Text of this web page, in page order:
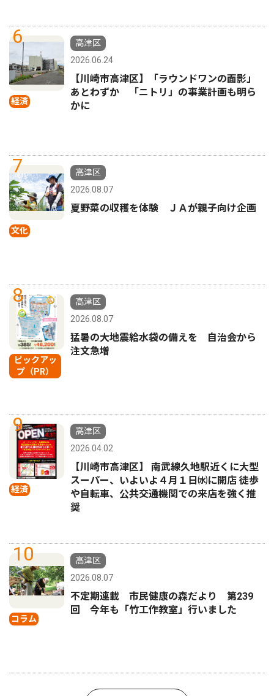
6
経済
高津区
2026.06.24
【川崎市高津区】「ラウンドワンの面影」
あとわずか 「ニトリ」の事業計画も明ら
かに
7
文化
高津区
2026.08.07
夏野菜の収穫を体験 ＪＡが親子向け企画
8
ピックアッ
プ（PR）
高津区
2026.08.07
猛暑の大地震給水袋の備えを 自治会から
注文急増
9
経済
高津区
2026.04.02
【川崎市高津区】 南武線久地駅近くに大型
スーパー、いよいよ４月１日㈬に開店 徒歩
や自転車、公共交通機関での来店を強く推
奨
10
コラム
高津区
2026.08.07
不定期連載 市民健康の森だより 第239
回 今年も「竹工作教室」行いました